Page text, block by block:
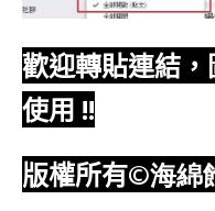
歡迎轉貼連結
使用 !!
版權所有©海綿